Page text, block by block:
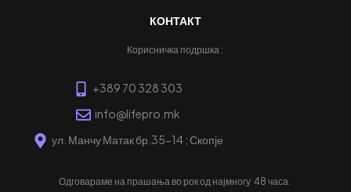
КОНТАКТ
Корисничка подршка :
+389 70 328 303
info@lifepro.mk
ул. Манчу Матак бр.35-14 ; Скопје
Одговараме на прашања во рок од најмногу 48 часа.